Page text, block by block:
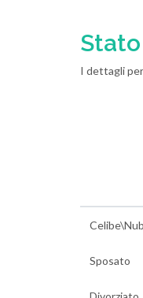
I dettagli
Sposato